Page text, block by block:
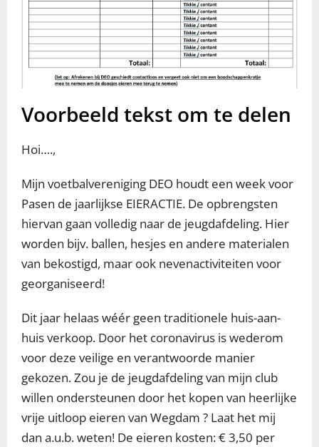
Voorbeeld tekst om te delen
Hoi….,
Mijn voetbalvereniging DEO houdt een week voor
Pasen de jaarlijkse EIERACTIE. De opbrengsten
hiervan gaan volledig naar de jeugdafdeling. Hier
worden bijv. ballen, hesjes en andere materialen
van bekostigd, maar ook nevenactiviteiten voor
georganiseerd!
Dit jaar helaas wéér geen traditionele huis-aan-
huis verkoop. Door het coronavirus is wederom
voor deze veilige en verantwoorde manier
gekozen. Zou je de jeugdafdeling van mijn club
willen ondersteunen door het kopen van heerlijke
vrije uitloop eieren van Wegdam ? Laat het mij
dan a.u.b. weten! De eieren kosten: € 3,50 per